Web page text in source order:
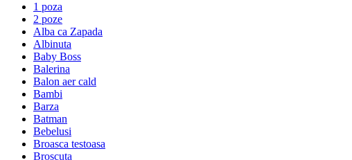
1 poza
2 poze
Alba ca Zapada
Albinuta
Baby Boss
Balerina
Balon aer cald
Bambi
Barza
Batman
Bebelusi
Broasca testoasa
Broscuta